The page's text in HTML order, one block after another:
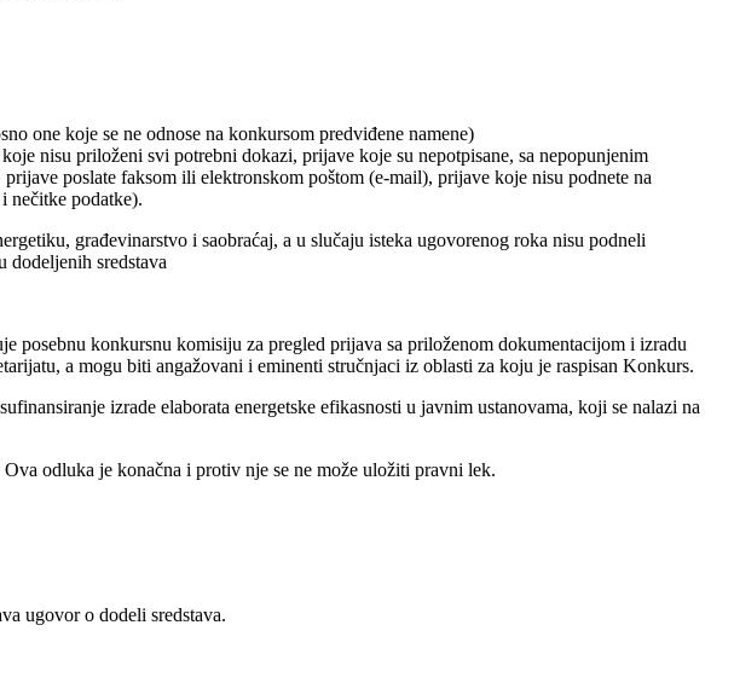
one koje se ne odnose na konkursom predviđene namene)
nisu priloženi svi potrebni dokazi, prijave koje su nepotpisane, sa nepopunjenim
poslate faksom ili elektronskom poštom (e-mail), prijave koje nisu podnete na
nečitke podatke).
građevinarstvo i saobraćaj, a u slučaju isteka ugovorenog roka nisu podneli
dodeljenih sredstava
posebnu konkursnu komisiju za pregled prijava sa priloženom dokumentacijom i izradu
a mogu biti angažovani i eminenti stručnjaci iz oblasti za koju je raspisan Konkurs.
izrade elaborata energetske efikasnosti u javnim ustanovama, koji se nalazi na
odluka je konačna i protiv nje se ne može uložiti pravni lek.
ugovor o dodeli sredstava.